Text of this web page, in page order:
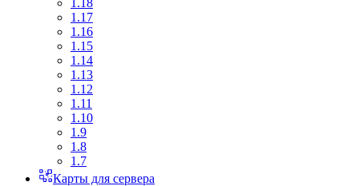
1.18
1.17
1.16
1.15
1.14
1.13
1.12
1.11
1.10
1.9
1.8
1.7
Карты для сервера